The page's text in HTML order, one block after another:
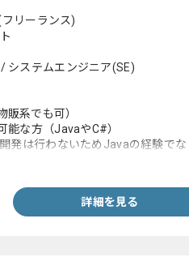
リーランス)
システムエンジニア(SE)
販系でも可）
能な方（JavaやC#）
は行わないためJavaの経験でな
詳細を見る